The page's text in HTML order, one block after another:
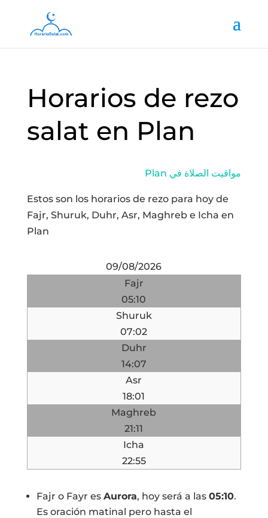
Horarios de rezo
salat en Plan
Plan مواقيت الصلاة في
Estos son los horarios de rezo para hoy de
Fajr, Shuruk, Duhr, Asr, Maghreb e Icha en
Plan
09/08/2026
Fajr
05:10
Shuruk
07:02
Duhr
14:07
Asr
18:01
Maghreb
21:11
Icha
22:55
Fajr o Fayr es Aurora, hoy será a las 05:10.
Es oración matinal pero hasta el